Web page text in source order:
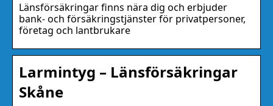
Länsförsäkringar finns nära dig och erbjuder
bank- och försäkringstjänster för privatpersoner,
företag och lantbrukare
Larmintyg – Länsförsäkringar
Skåne